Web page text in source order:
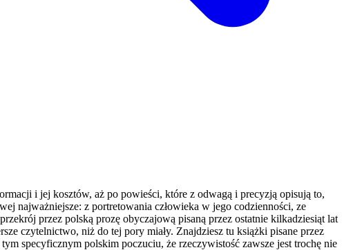
i jej kosztów, aż po powieści, które z odwagą i precyzją opisują to,
najważniejsze: z portretowania człowieka w jego codzienności, ze
przez polską prozę obyczajową pisaną przez ostatnie kilkadziesiąt lat
czytelnictwo, niż do tej pory miały. Znajdziesz tu książki pisane przez
specyficznym polskim poczuciu, że rzeczywistość zawsze jest trochę nie